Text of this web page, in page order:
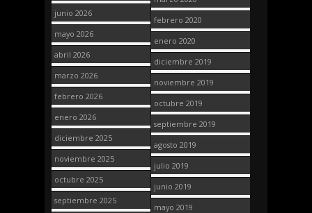
junio 2026
mayo 2026
abril 2026
marzo 2026
febrero 2026
enero 2026
diciembre 2025
noviembre 2025
octubre 2025
septiembre 2025
febrero 2020
enero 2020
diciembre 2019
noviembre 2019
octubre 2019
septiembre 2019
agosto 2019
julio 2019
junio 2019
mayo 2019